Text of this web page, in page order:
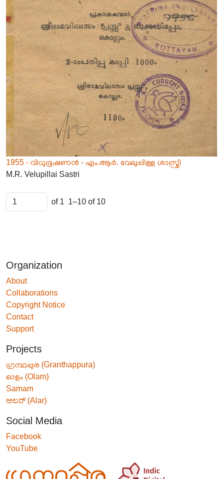
1955 - വിധുഭൂഷണൻ - എം.ആർ. വേലുപ്പിള്ള ശാസ്ത്രി
M.R. Velupillai Sastri
of 1 1–10 of 10
Organization
About
Collaborations
Copyright Notice
Contact
Support
Projects
ഗ്രന്ഥപ്പുര (Granthappura)
ഓളം (Olam)
Samam
ಅಲರ್ (Alar)
Social Media
Facebook
YouTube